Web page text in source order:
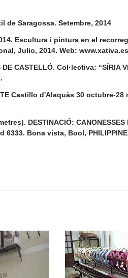
de Saragossa. Setembre, 2014
Escultura i pintura en el
Julio, 2014. Web: www.xativa.es
DE CASTELLÓ. Col·lectiva: “SÍRIA
Castillo d'Alaquàs 30 octubre-
DESTINACIÓ: CANONESSES
Bona vista, Bool,